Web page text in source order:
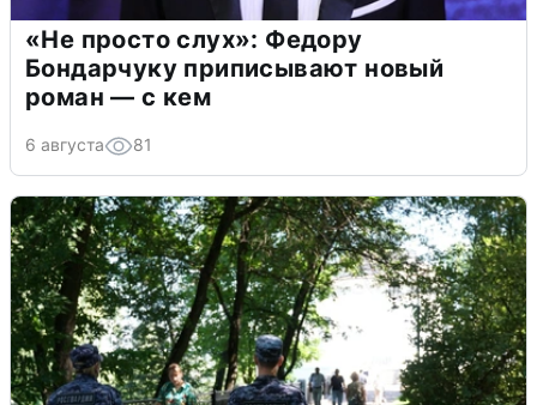
«Не просто слух»: Федору
Бондарчуку приписывают новый
роман — с кем
6 августа 81